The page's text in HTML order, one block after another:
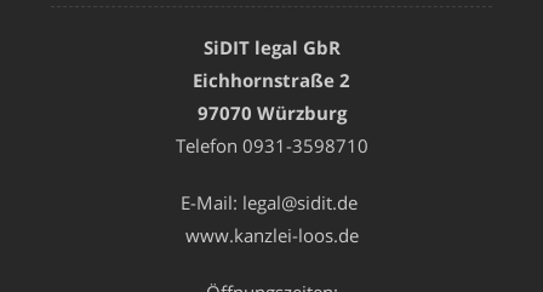
SiDIT legal GbR
Eichhornstraße 2
97070 Würzburg
Telefon 0931-3598710
E-Mail: legal@sidit.de
www.kanzlei-loos.de